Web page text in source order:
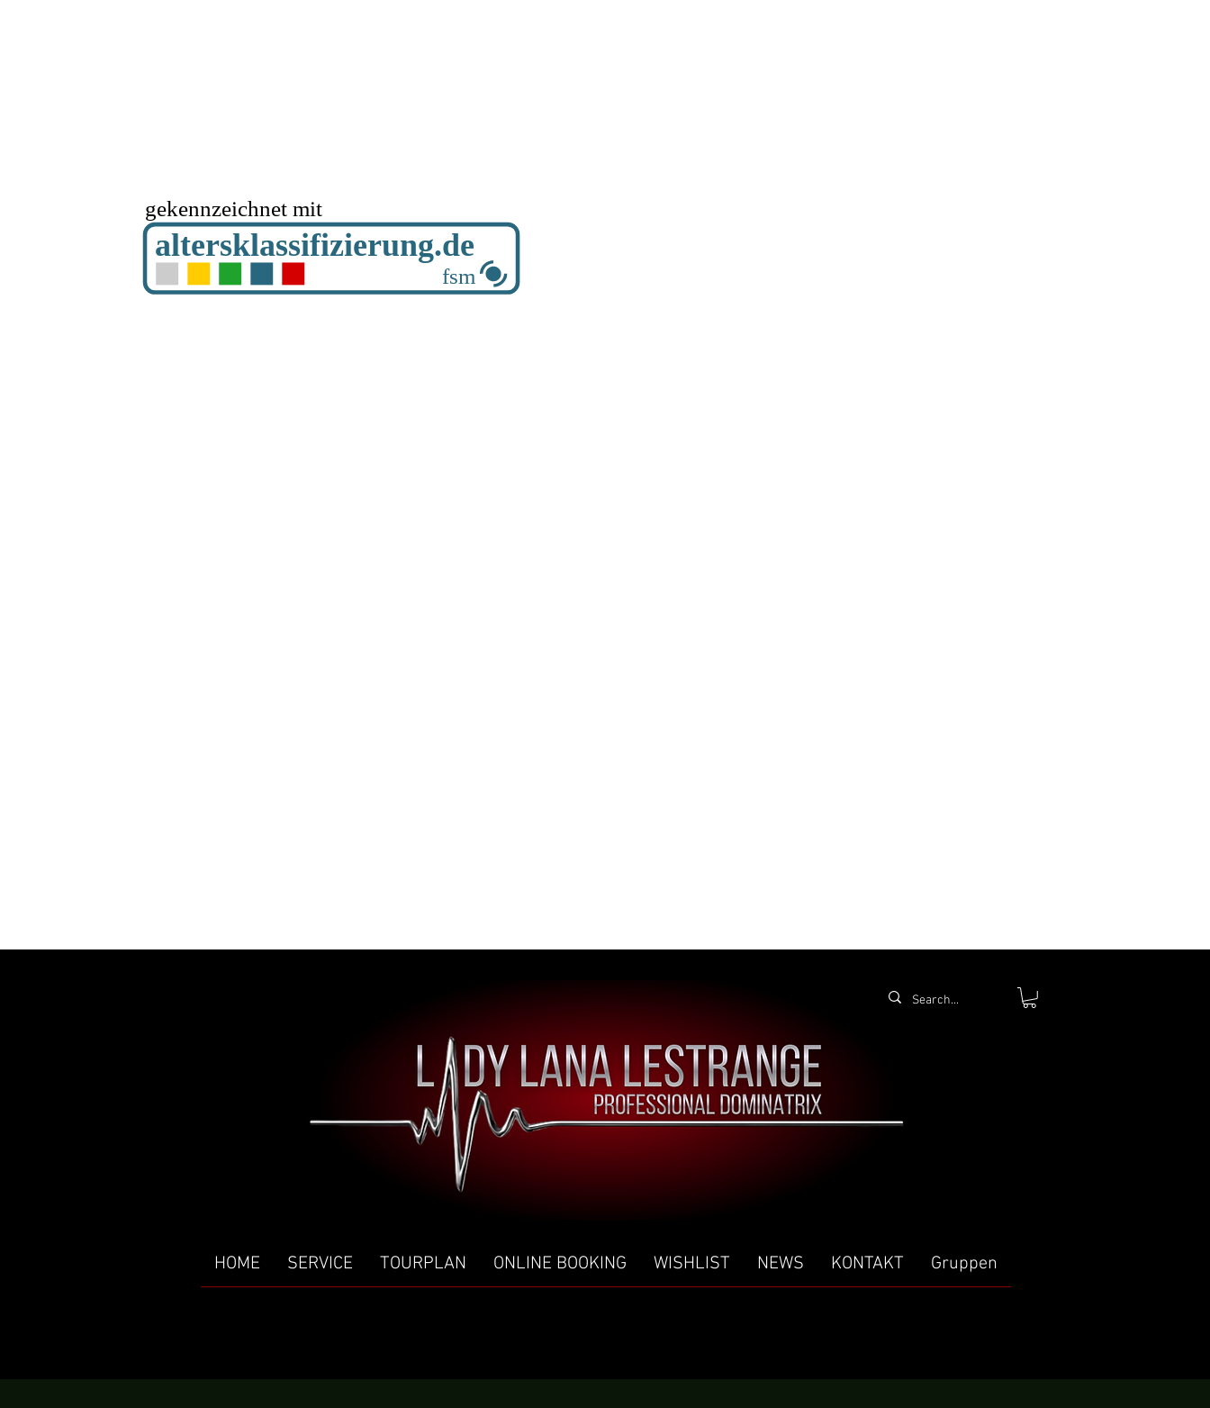
altersklassifizierung.de
fsm
gekennzeichnet mit
HOME SERVICE TOURPLAN ONLINE BOOKING WISHLIST NEWS KONTAKT Gruppen